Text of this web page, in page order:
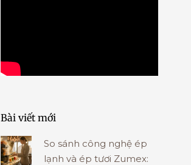
Bài viết mới
So sánh công nghệ ép
lạnh và ép tươi Zumex: